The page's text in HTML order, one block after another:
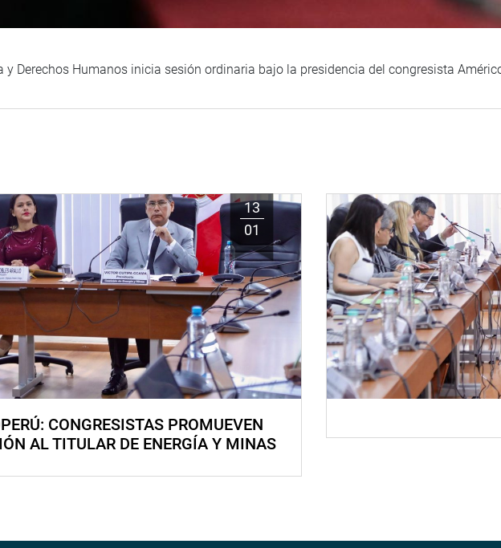
y Derechos Humanos inicia sesión ordinaria bajo la presidencia del congresista
13
01
CONGRESISTAS PROMUEVEN
AL TITULAR DE ENERGÍA Y MINAS